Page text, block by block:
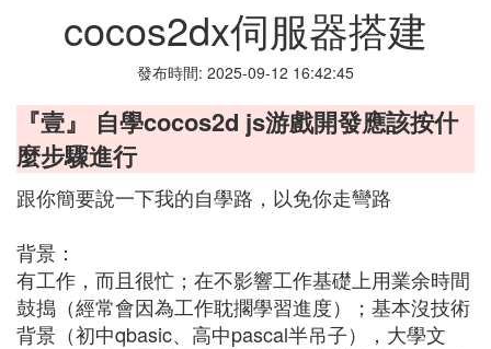
cocos2dx伺服器搭建
發布時間: 2025-09-12 16:42:45
『壹』 自學cocos2d js游戲開發應該按什
麼步驟進行
跟你簡要說一下我的自學路，以免你走彎路
背景：
有工作，而且很忙；在不影響工作基礎上用業余時間
鼓搗（經常會因為工作耽擱學習進度）；基本沒技術
背景（初中qbasic、高中pascal半吊子），大學文